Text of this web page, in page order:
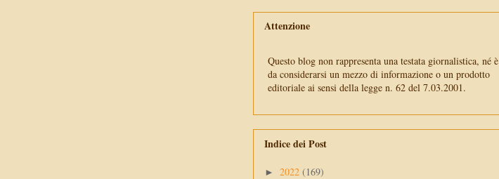
Attenzione
Questo blog non rappresenta una testata giornalistica, né è
da considerarsi un mezzo di informazione o un prodotto
editoriale ai sensi della legge n. 62 del 7.03.2001.
Indice dei Post
► 2022 (169)